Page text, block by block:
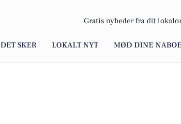
Gratis nyheder fra dit
DET SKER LOKALT NYT MØD DINE